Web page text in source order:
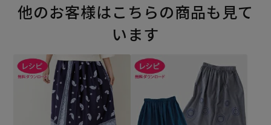
他のお客様はこちらの商品も見て
います